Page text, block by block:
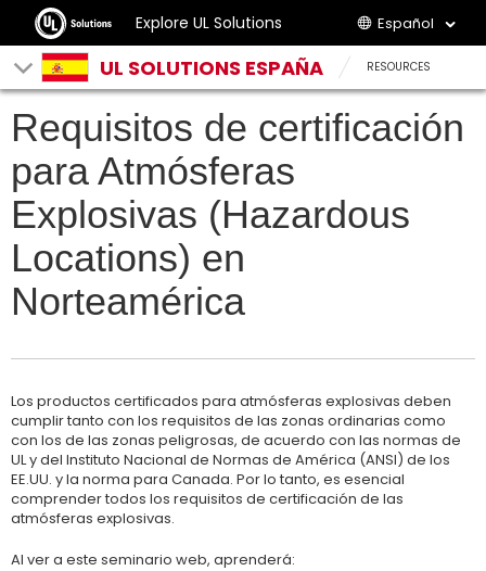
Explore UL Solutions Español
UL SOLUTIONS ESPAÑA RESOURCES
Requisitos de certificación
para Atmósferas
Explosivas (Hazardous
Locations) en
Norteamérica
Los productos certificados para atmósferas explosivas deben
cumplir tanto con los requisitos de las zonas ordinarias como
con los de las zonas peligrosas, de acuerdo con las normas de
UL y del Instituto Nacional de Normas de América (ANSI) de los
EE.UU. y la norma para Canada. Por lo tanto, es esencial
comprender todos los requisitos de certificación de las
atmósferas explosivas.
Al ver a este seminario web, aprenderá: